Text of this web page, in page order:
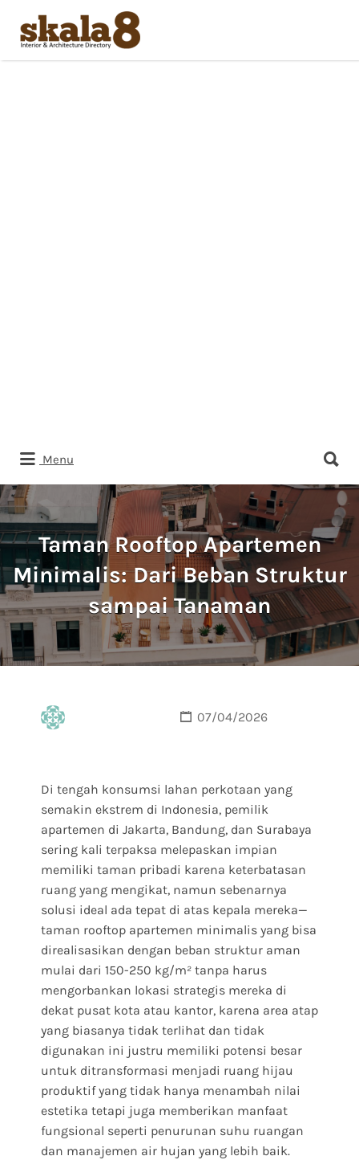
Search
for:
Menu
for:
Taman Rooftop Apartemen
Minimalis: Dari Beban Struktur
sampai Tanaman
07/04/2026
Di tengah konsumsi lahan perkotaan yang
semakin ekstrem di Indonesia, pemilik
apartemen di Jakarta, Bandung, dan Surabaya
sering kali terpaksa melepaskan impian
memiliki taman pribadi karena keterbatasan
ruang yang mengikat, namun sebenarnya
solusi ideal ada tepat di atas kepala mereka—
taman rooftop apartemen minimalis yang bisa
direalisasikan dengan beban struktur aman
mulai dari 150-250 kg/m² tanpa harus
mengorbankan lokasi strategis mereka di
dekat pusat kota atau kantor, karena area atap
yang biasanya tidak terlihat dan tidak
digunakan ini justru memiliki potensi besar
untuk ditransformasi menjadi ruang hijau
produktif yang tidak hanya menambah nilai
estetika tetapi juga memberikan manfaat
fungsional seperti penurunan suhu ruangan
dan manajemen air hujan yang lebih baik.